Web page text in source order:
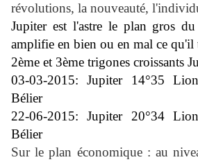
révolutions, la nouveauté,
Jupiter est l'astre le plan gros
amplifie en bien ou en mal ce qu'il
2ème et 3ème trigones croissants
03-03-2015: Jupiter 14°35
Bélier
22-06-2015: Jupiter 20°34
Bélier
Sur le plan économique : au